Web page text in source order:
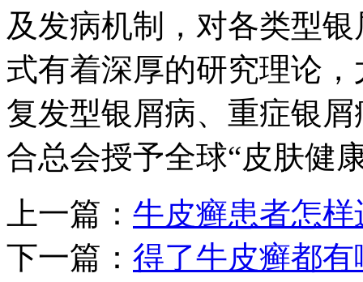
及发病机制，对各类型
式有着深厚的研究理论
复发型银屑病、重症银
合总会授予全球“皮肤健
上一篇： 牛皮癣患者怎
下一篇： 得了牛皮癣都